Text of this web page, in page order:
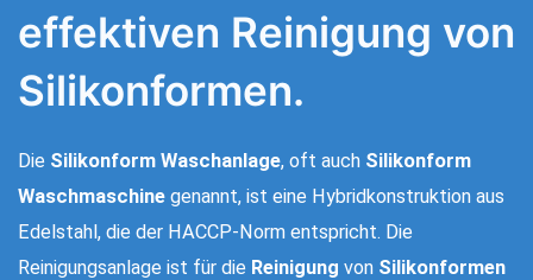
effektiven Reinigung von
Silikonformen.
Die Silikonform Waschanlage, oft auch Silikonform
Waschmaschine genannt, ist eine Hybridkonstruktion aus
Edelstahl, die der HACCP-Norm entspricht. Die
Reinigungsanlage ist für die Reinigung von Silikonformen